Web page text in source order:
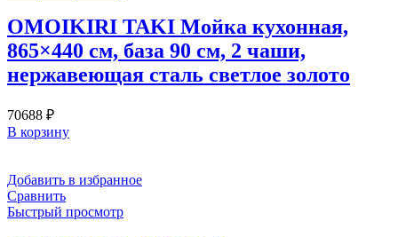
OMOIKIRI TAKI Мойка кухонная,
865×440 см, база 90 см, 2 чаши,
нержавеющая сталь светлое золото
70688 ₽
В корзину
Добавить в избранное
Сравнить
Быстрый просмотр